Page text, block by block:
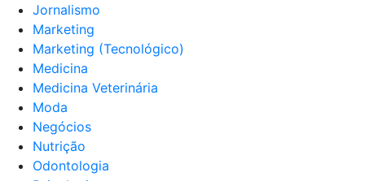
Jornalismo
Marketing
Marketing (Tecnológico)
Medicina
Medicina Veterinária
Moda
Negócios
Nutrição
Odontologia